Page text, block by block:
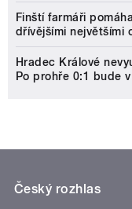
Finští farmáři
dřívějšími největšími
Hradec Králové
Po prohře 0:1 bude
Český rozhlas